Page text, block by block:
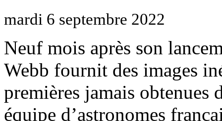
mardi 6 septembre 2022
Neuf mois après son
Webb fournit des images
premières jamais obtenues
équipe d’astronomes